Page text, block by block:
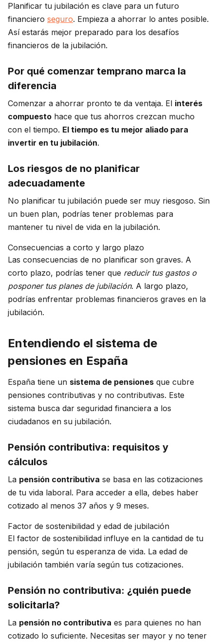
Planificar tu jubilación es clave para un futuro
financiero seguro. Empieza a ahorrar lo antes posible.
Así estarás mejor preparado para los desafíos
financieros de la jubilación.
Por qué comenzar temprano marca la
diferencia
Comenzar a ahorrar pronto te da ventaja. El interés
compuesto hace que tus ahorros crezcan mucho
con el tiempo. El tiempo es tu mejor aliado para
invertir en tu jubilación.
Los riesgos de no planificar
adecuadamente
No planificar tu jubilación puede ser muy riesgoso. Sin
un buen plan, podrías tener problemas para
mantener tu nivel de vida en la jubilación.
Consecuencias a corto y largo plazo
Las consecuencias de no planificar son graves. A
corto plazo, podrías tener que reducir tus gastos o
posponer tus planes de jubilación. A largo plazo,
podrías enfrentar problemas financieros graves en la
jubilación.
Entendiendo el sistema de
pensiones en España
España tiene un sistema de pensiones que cubre
pensiones contributivas y no contributivas. Este
sistema busca dar seguridad financiera a los
ciudadanos en su jubilación.
Pensión contributiva: requisitos y
cálculos
La pensión contributiva se basa en las cotizaciones
de tu vida laboral. Para acceder a ella, debes haber
cotizado al menos 37 años y 9 meses.
Factor de sostenibilidad y edad de jubilación
El factor de sostenibilidad influye en la cantidad de tu
pensión, según tu esperanza de vida. La edad de
jubilación también varía según tus cotizaciones.
Pensión no contributiva: ¿quién puede
solicitarla?
La pensión no contributiva es para quienes no han
cotizado lo suficiente. Necesitas ser mayor y no tener